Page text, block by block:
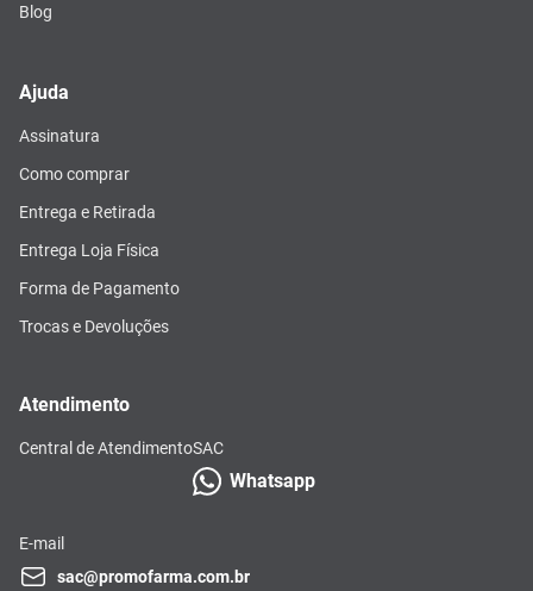
Blog
Ajuda
Assinatura
Como comprar
Entrega e Retirada
Entrega Loja Física
Forma de Pagamento
Trocas e Devoluções
Atendimento
Central de AtendimentoSAC
Whatsapp
E-mail
sac@promofarma.com.br